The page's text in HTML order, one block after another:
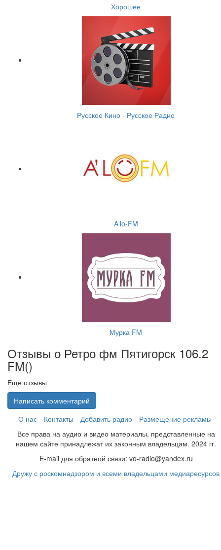
Хорошее
Русское Кино - Русское Радио
A'lo-FM
Мурка FM
Отзывы о Ретро фм Пятигорск 106.2
FM()
Еще отзывы
Написать комментарий
О нас
Контакты Добавить радио
Размещение рекламы
Все права на аудио и видео материалы, представленные на
нашем сайте принадлежат их законным владельцам. 2024 гг.
E-mail для обратной связи: vo-radio@yandex.ru
Дружу с роскомнадзором и всеми владельцами медиаресурсов